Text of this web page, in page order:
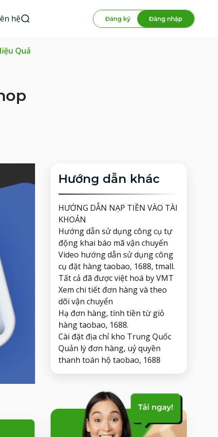
hệ Đăng ký Đăng nhập
Quả
Hướng dẫn khác
HƯỚNG DẪN NẠP TIỀN VÀO TÀI
KHOẢN
Hướng dẫn sử dụng công cụ tự
động khai báo mã vận chuyển
Video hướng dẫn sử dụng công
cụ đặt hàng taobao, 1688, tmall.
Tất cả đã được việt hoá by VMT
Xem chi tiết đơn hàng và theo
dõi vận chuyển
Hạ đơn hàng, tính tiền từ giỏ
hàng taobao, 1688.
Cài đặt địa chỉ kho Trung Quốc
Quản lý đơn hàng, uỷ quyền
thanh toán hộ taobao, 1688